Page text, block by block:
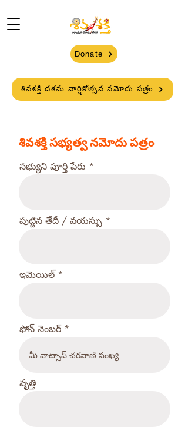
Donate
శివశక్తి దశమ వార్షికోత్సవ నమోదు పత్రం
శివశక్తి సభ్యత్వ నమోదు పత్రం
సభ్యుని పూర్తి పేరు
పుట్టిన తేదీ / వయస్సు
ఇమెయిల్
ఫోన్ నెంబర్
వృత్తి